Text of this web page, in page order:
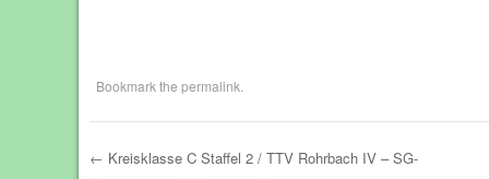
Bookmark the permalink
← Kreisklasse C Staffel 2 / TTV Rohrbach IV – SG-